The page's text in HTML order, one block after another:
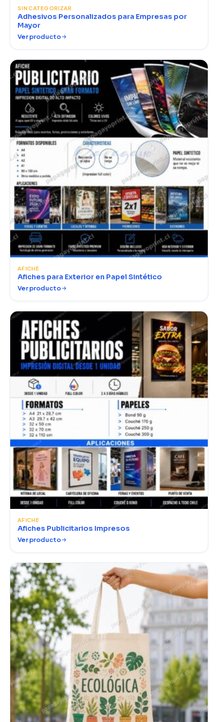
SIN CATEGORIZAR
Adhesivos Personalizados para Empresas por
Mayor
Ver producto
AFICHE
Afiches para Exterior en Papel Sintético
Ver producto
AFICHE
Afiches Publicitarios Impresos
Ver producto